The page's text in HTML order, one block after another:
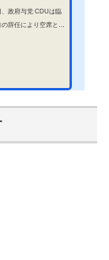
、政府与党 CDUは臨
辞任により空席とな
、何があったのだろ